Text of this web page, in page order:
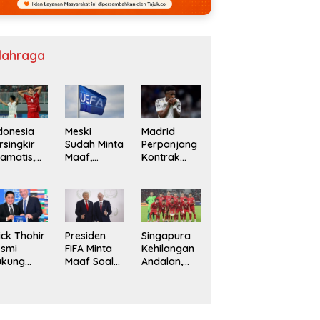
ke
Meski
Sudah Minta
Maaf,
Berlanjut
Madrid
Perpanjang
Kontrak
2032
Thohir
Presiden
FIFA Minta
Maaf Soal
Singapura
Kehilangan
Andalan,